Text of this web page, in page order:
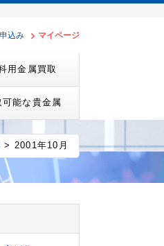
込み マイページ
用金属買取
可能な貴金属
> 2001年10月